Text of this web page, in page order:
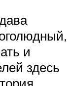
и
здесь